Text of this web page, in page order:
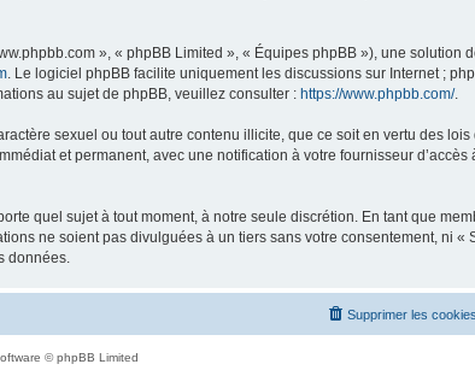
», « phpBB Limited », « Équipes phpBB »), une solution
. Le logiciel phpBB facilite uniquement les discussions sur Internet ;
au sujet de phpBB, veuillez consulter : https://www.phpbb.com/.
sexuel ou tout autre contenu illicite, que ce soit en vertu des lois
et permanent, avec une notification à votre fournisseur
quel sujet à tout moment, à notre seule discrétion. En tant que
ne soient pas divulguées à un tiers sans votre consentement, ni «
données.
Supprimer les cookies
© phpBB Limited